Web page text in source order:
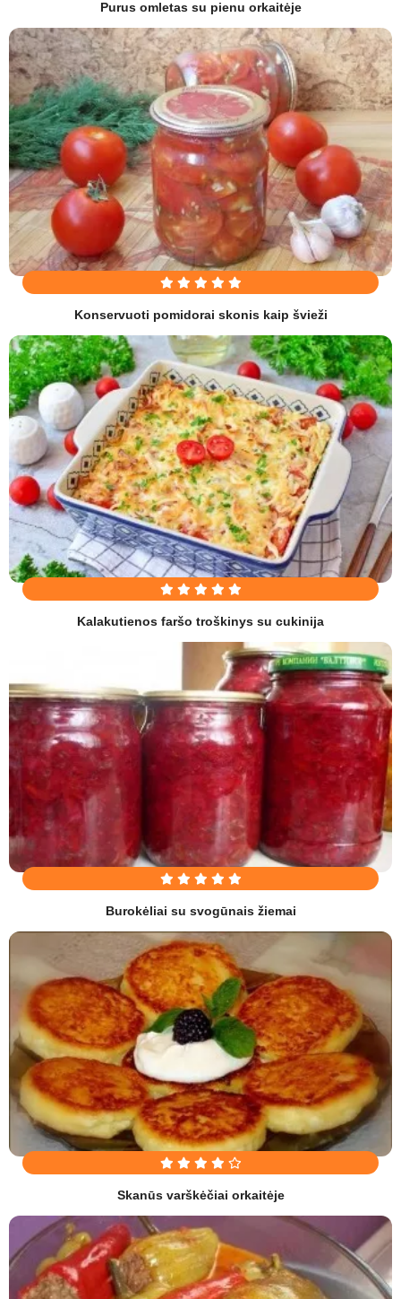
Purus omletas su pienu orkaitėje
Konservuoti pomidorai skonis kaip švieži
Kalakutienos faršo troškinys su cukinija
Burokėliai su svogūnais žiemai
Skanūs varškėčiai orkaitėje